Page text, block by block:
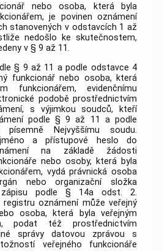
nebo osoba, která byla
je povinen oznámení
stanovených v odstavcích 1 až
nedošlo ke skutečnostem,
v § 9 až 11.
§ 9 až 11 a podle odstavce 4
funkcionář nebo osoba, která
funkcionářem, evidenčnímu
podobě prostřednictvím
s výjimkou soudců, kteří
podle § 9 až 11 a podle
Nejvyššímu soudu.
jméno a přístupové heslo do
na základě žádosti
nebo osoby, která byla
vydá právnická osoba
nebo organizační složka
podle § 14a odst. 2.
registru oznámení může veřejný
osoba, která byla veřejným
podat též prostřednictvím
správy datovou zprávou s
veřejného funkcionáře